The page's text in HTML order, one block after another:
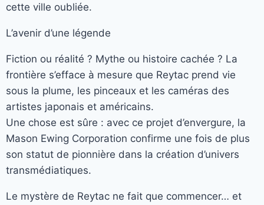
cette ville oubliée.
L’avenir d’une légende
Fiction ou réalité ? Mythe ou histoire cachée ? La
frontière s’efface à mesure que Reytac prend vie
sous la plume, les pinceaux et les caméras des
artistes japonais et américains.
Une chose est sûre : avec ce projet d’envergure, la
Mason Ewing Corporation confirme une fois de plus
son statut de pionnière dans la création d’univers
transmédiatiques.
Le mystère de Reytac ne fait que commencer… et